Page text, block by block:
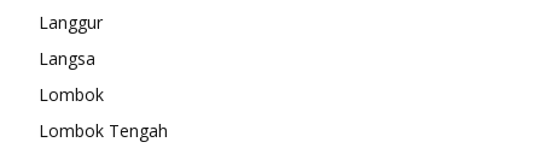
Langgur
Langsa
Lombok
Lombok Tengah